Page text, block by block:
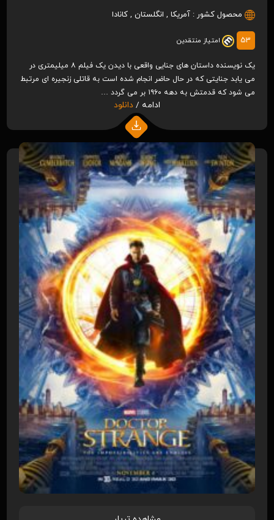
محصول کشور : آمریکا , انگلستان ,کانادا
53 امتیاز منتقدین
یک نویسنده داستان های جنایی واقعی با دیدن یک فیلم ۸ میلیمتری در
می یابد جنایتی که در حال حاضر انجام شده است به قاتلی زنجیره ای مرتبط
می شود که قدمتش به دهه ۱۹۶۰ بر می گردد …
ادامه / دانلود